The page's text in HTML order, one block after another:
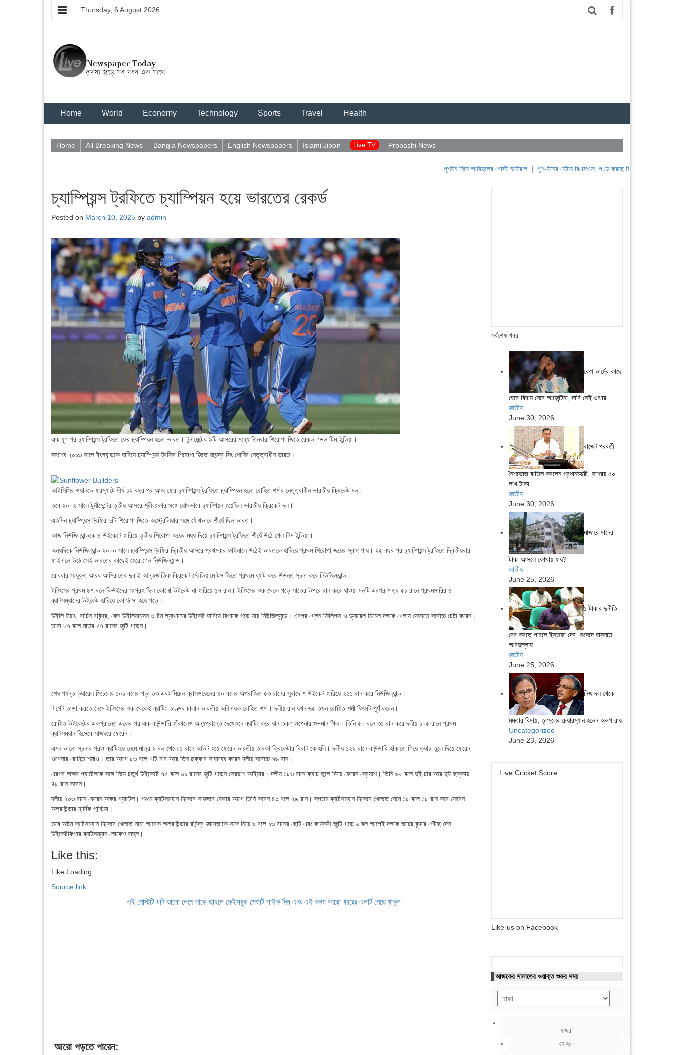
Thursday, 6 August 2026
Home World Economy Technology Sports Travel Health
Home All Breaking News Bangla Newspapers English Newspapers Islami Jibon Live TV Probashi News
পুশইন নিয়ে আবিদুলের পোস্ট ভাইরাল| পুশ-ইনের চেষ্টায় বিএসএফ, পণ্ড করছে বিজিবি|লেবাননের
চ্যাম্পিয়ন্স ট্রফিতে চ্যাম্পিয়ন হয়ে ভারতের রেকর্ড
Posted on March 10, 2025 by admin
এক যুগ পর চ্যাম্পিয়ন্স ট্রফিতে ফের চ্যাম্পিয়ন হলো ভারত। টুর্নামেন্টের ৯টি আসরের মধ্যে তিনবার শিরোপা জিতে রেকর্ড গড়ল টিম ইন্ডিয়া।
সবশেষ ২০১৩ সালে ইংল্যান্ডকে হারিয়ে চ্যাম্পিয়ন্স ট্রফির শিরোপা জিতে মহেন্দ্র সিং ধোনির নেতৃত্বাধীন ভারত।
আইসিসির ওয়ানডে ফরম্যাটে দীর্ঘ ১২ বছর পর আজ ফের চ্যাম্পিয়ন্স ট্রফিতে চ্যাম্পিয়ন হলো রোহিত শর্মার নেতৃত্বাধীন ভারতীয় ক্রিকেট দল।
তবে ২০০২ সালে টুর্নামেন্টের তৃতীয় আসরে শ্রীলংকার সঙ্গে যৌথভাবে চ্যাম্পিয়ন হয়েছিল ভারতীয় ক্রিকেট দল।
এতদিন চ্যাম্পিয়ন্স ট্রফির দুটি শিরোপা জিতে অস্ট্রেলিয়ার সঙ্গে যৌথভাবে শীর্ষে ছিল ভারত।
আজ নিউজিল্যান্ডকে ৪ উইকেটে হারিয়ে তৃতীয় শিরোপা জয়ের মধ্য দিয়ে চ্যাম্পিয়ন্স ট্রফিতে শীর্ষে উঠে গেল টিম ইন্ডিয়া।
অন্যদিকে নিউজিল্যান্ড ২০০০ সালে চ্যাম্পিয়ন্স ট্রফির দ্বিতীয় আসরে প্রথমবার ফাইনালে উঠেই ভারতকে হারিয়ে প্রথম শিরোপা জয়ের স্বাদ পায়। ২৫ বছর পর চ্যাম্পিয়ন্স ট্রফিতে দ্বিতীয়বার
ফাইনালে উঠে সেই ভারতের কাছেই হেরে গেল নিউজিল্যান্ড।
রোববার সংযুক্ত আরব আমিরাতের দুবাই আন্তর্জাতিক ক্রিকেট স্টেডিয়ামে টস জিতে প্রথমে ব্যাট করে উড়ন্ত সূচনা করে নিউজিল্যান্ড।
ইনিংসের প্রথম ৪৭ বলে কিউইদের সংগ্রহ ছিল কোনো উইকেট না হারিয়ে ৫৭ রান। ইনিংসের শুরু থেকে গড়ে সাতের উপরে রান করে যাওয়া দলটি এরপর মাত্র ৫১ রানে প্রথমসারির ৪
ব্যাটসম্যানের উইকেট হারিয়ে কোণঠাসা হয়ে পড়ে।
উইলি ইয়াং, রাচিন রবিন্দ্র, কেন উইলিয়ামসন ও টম ল্যাথামের উইকেট হারিয়ে বিপাকে পড়ে যায় নিউজিল্যান্ড। এরপর গ্লেন ফিলিপস ও ড্যারেল মিচেল দলকে খেলায় ফেরাতে সর্বোচ্চ চেষ্টা করেন।
তারা ৮৭ বলে মাত্র ৫৭ রানের জুটি গড়েন।
শেষ পর্যন্ত ড্যারেল মিচেলের ১০১ বলের গড়া ৬৩ এবং মিচেল ব্রাসওয়েলের ৪০ বলের অপরাজিত ৫৩ রানের সুবাদে ৭ উইকেট হারিয়ে ২৫১ রান করে নিউজিল্যান্ড।
টার্গেট তাড়া করতে নেমে ইনিংসের শুরু থেকেই ব্যাটিং তাণ্ডব চালান ভারতীয় অধিনায়ক রোহিত শর্মা। দলীয় রান যখন ৬৫ তখন রোহিত শর্মা ফিফটি পূর্ণ করেন।
রোহিত উইকেটের একপ্রান্তে একের পর এক বাউন্ডারি হাঁকালেও অন্যপ্রান্তে দেখেশুনে ব্যাটিং করে যান তরুণ ওপেনার শুভমান গিল। তিনি ৫০ বলে ৩১ রান করে দলীয় ১০৫ রানে প্রথম
ব্যাটসম্যান হিসেবে সাজঘরে ফেরেন।
এমন ভালো সূচনার পরও ব্যাটিংয়ে নেমে মাত্র ২ বল খেলে ১ রানে আউট হয়ে ফেরেন ভারতীয় তারকা ক্রিকেটার বিরাট কোহলি। দলীয় ১২২ রানে বাউন্ডারি হাঁকাতে গিয়ে ক্যাচ তুলে দিয়ে ফেরেন
ওপেনার রোহিত শর্মাও। তার আগে ৮৩ বলে ৭টি চার আর তিন ছক্কার সাহায্যে করেন দলীয় সর্বোচ্চ ৭৬ রান।
এরপর অক্ষর প্যাটেলকে সঙ্গে নিয়ে চতুর্থ উইকেটে ৭৫ বলে ৬১ রানের জুটি গড়েন স্রেয়াশ আইয়ার। দলীয় ১৮৩ রানে ক্যাচ তুলে দিয়ে ফেরেন স্রেয়াশ। তিনি ৬২ বলে দুই চার আর দুই ছক্কায়
৪৮ রান করেন।
দলীয় ২০৩ রানে ফেরেন অক্ষর প্যাটেল। পঞ্চম ব্যাটসম্যান হিসেবে সাজঘরে ফেরার আগে তিনি করেন ৪০ বলে ২৯ রান। সপ্তম ব্যাটসম্যান হিসেবে খেলতে নেমে ১৮ বলে ১৮ রান করে ফেরেন
অলরাউন্ডার হার্দিক পান্ডিয়া।
তবে অষ্টম ব্যাটসম্যান হিসেবে খেলতে নামা আরেক অলরাউন্ডার রবিন্দ্র জাদেজাকে সঙ্গে নিয়ে ৯ বলে ১৩ রানের ছোট এবং কার্যকরী জুটি গড়ে ৬ বল আগেই দলকে জয়ের বন্দরে পৌঁছে দেন
উইকেটকিপার ব্যাটসম্যান লোকেশ রাহুল।
Like this:
Like Loading…
Source link
এই পোস্টটি যদি ভালো লেগে থাকে তাহলে ফেইসবুক পেজটি লাইক দিন এবং এই রকম আরো খবরের এলার্ট পেতে থাকুন
আরো পড়তে পারেন:
সর্বশেষ খবর
কেপ ভার্দের কাছে
হেরে বিদায় নেবে আর্জেন্টিনা, দাবি সেই ওঝার
জাতীয়
June 30, 2026
বাজেট পরবর্তী
নৈশভোজ বাতিল করলেন প্রধানমন্ত্রী, সাশ্রয় ৫০
লাখ টাকা
জাতীয়
June 30, 2026
মাজারে দানের
টাকা আসলে কোথায় যায়?
জাতীয়
June 25, 2026
১ টাকার দুর্নীতি
বের করতে পারলে ইস্তফা দেব, সংসদে হাসনাত
আবদুল্লাহ
জাতীয়
June 25, 2026
নিজ দল থেকে
মমতার বিদায়, তৃণমূলের চেয়ারম্যান হলেন অরূপ রায়
Uncategorized
June 23, 2026
Live Cricket Score
Like us on Facebook
আজকের সালাতের ওয়াক্ত শুরুর সময়
ফজর
যোহর